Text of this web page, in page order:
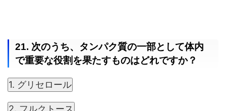
21. 次のうち、タンパク質の一部として体内
で重要な役割を果たすものはどれですか？
1. グリセロール
2. フルクトース